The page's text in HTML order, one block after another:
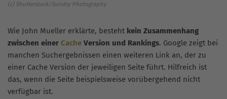
(c) Shutterstock/Sundry Photography
Wie John Mueller erklärte, besteht kein Zusammenhang
zwischen einer Cache Version und Rankings. Google zeigt bei
manchen Suchergebnissen einen weiteren Link an, der zu
einer Cache Version der jeweiligen Seite führt. Hilfreich ist
das, wenn die Seite beispielsweise vorübergehend nicht
verfügbar ist.